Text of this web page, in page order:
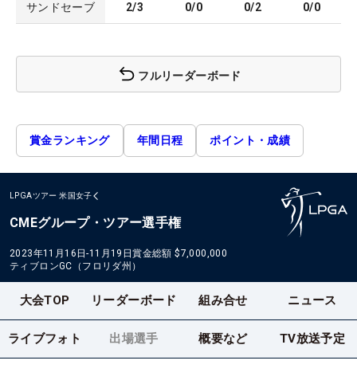
サンドセーブ 2/3 0/0 0/2 0/0
フルリーダーボード
賞金ランキング 年間日程 ポイント・成績
LPGAツアー 米国女子
CMEグループ・ツアー選手権
2023年11月16日-11月19日賞金総額 $7,000,000
ティブロンGC（フロリダ州）
大会TOP リーダーボード 組み合せ ニュース
ライブフォト 出場選手 概要など TV放送予定